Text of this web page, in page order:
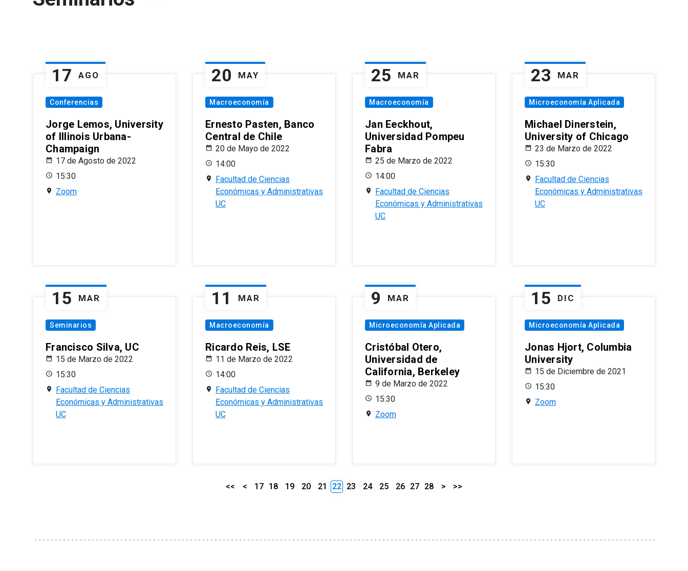
17 AGO
Conferencias
Jorge Lemos, University
of Illinois Urbana-
Champaign
17 de Agosto de 2022
15:30
Zoom
20 MAY
Macroeconomía
Ernesto Pasten, Banco
Central de Chile
20 de Mayo de 2022
14:00
Facultad de Ciencias
Económicas y Administrativas
UC
25 MAR
Macroeconomía
Jan Eeckhout,
Universidad Pompeu
Fabra
25 de Marzo de 2022
14:00
Facultad de Ciencias
Económicas y Administrativas
UC
23 MAR
Microeconomía Aplicada
Michael Dinerstein,
University of Chicago
23 de Marzo de 2022
15:30
Facultad de Ciencias
Económicas y Administrativas
UC
15 MAR
Seminarios
Francisco Silva, UC
15 de Marzo de 2022
15:30
Facultad de Ciencias
Económicas y Administrativas
UC
11 MAR
Macroeconomía
Ricardo Reis, LSE
11 de Marzo de 2022
14:00
Facultad de Ciencias
Económicas y Administrativas
UC
9 MAR
Microeconomía Aplicada
Cristóbal Otero,
Universidad de
California, Berkeley
9 de Marzo de 2022
15:30
Zoom
15 DIC
Microeconomía Aplicada
Jonas Hjort, Columbia
University
15 de Diciembre de 2021
15:30
Zoom
<< < 17 18 19 20 21 22 23 24 25 26 27 28 > >>